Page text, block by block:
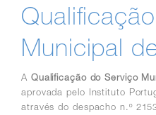
Municipal
A Qualificação do Serviço
aprovada pelo Instituto
através do despachon.º